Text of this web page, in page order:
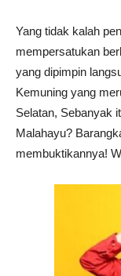
Yang tidak kalah
mempersatukan
yang dipimpin
Kemuning yang
Selatan, Sebanyak
Malahayu?
membuktikannya!